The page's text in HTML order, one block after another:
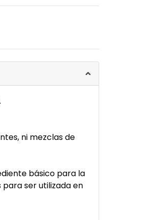
ni mezclas de
básico para la
ser utilizada en